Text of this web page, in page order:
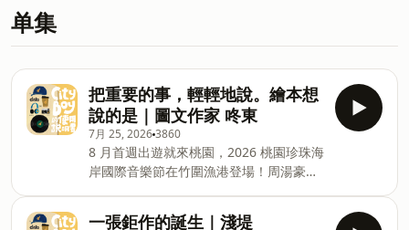
单集
把重要的事，輕輕地說。繪本想
說的是｜圖文作家 咚東
7月 25, 20263860
8 月首週出遊就來桃園，2026 桃園珍珠海
岸國際音樂節在竹圍漁港登場！周湯豪、
Babychair、韓國R&amp;B歌手
一張鉅作的誕生｜淺堤